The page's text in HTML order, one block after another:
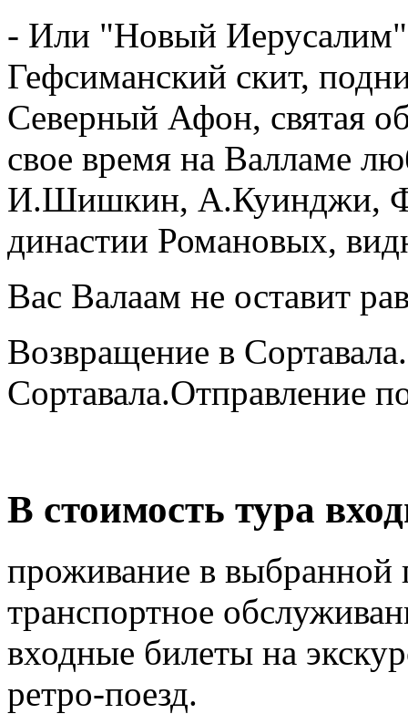
- Или "Новый
Гефсиманский скит,
Северный Афон, святая
свое время на Валламе
И.Шишкин, А.Куинджи,
династии Романовых,
Вас Валаам не оставит
Возвращение в
Сортавала.Отправление
В стоимость тура
проживание в выбранной
транспортное
входные билеты на
ретро-поезд.